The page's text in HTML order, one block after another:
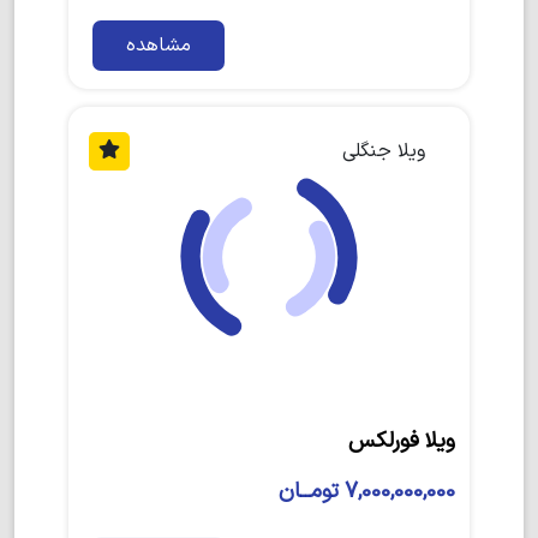
مشاهده
ویلا جنگلی
ویلا فورلکس
7,000,000,000 تومــان